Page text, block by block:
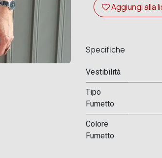
Aggiungi alla
Specifiche
Vestibilità
Tipo
Fumetto
Colore
Fumetto